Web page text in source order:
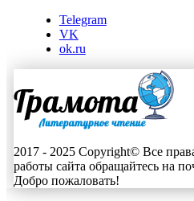
Telegram
VK
ok.ru
2017 - 2025 Copyright© Все
работы сайта обращайтесь на
Добро пожаловать!